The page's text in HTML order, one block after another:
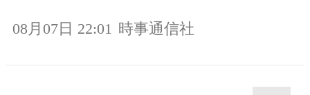
08月07日 22:01 時事通信社